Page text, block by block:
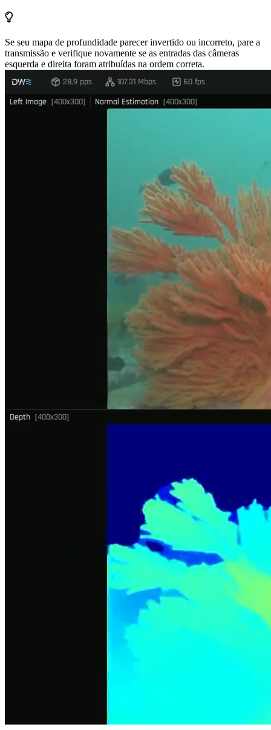
Se seu mapa de profundidade parecer invertido ou incorreto, pare a
transmissão e verifique novamente se as entradas das câmeras
esquerda e direita foram atribuídas na ordem correta.